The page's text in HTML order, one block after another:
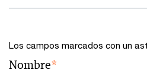
Los campos marcados con un
Nombre*